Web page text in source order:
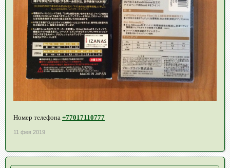
Номер телефона +77017110777
11 фев 2019